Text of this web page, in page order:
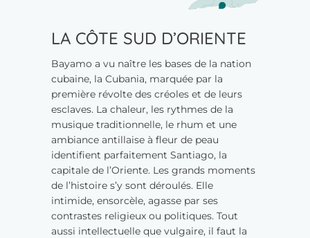
LA CÔTE SUD D’ORIENTE
Bayamo a vu naître les bases de la nation
cubaine, la Cubania, marquée par la
première révolte des créoles et de leurs
esclaves. La chaleur, les rythmes de la
musique traditionnelle, le rhum et une
ambiance antillaise à fleur de peau
identifient parfaitement Santiago, la
capitale de l’Oriente. Les grands moments
de l’histoire s’y sont déroulés. Elle
intimide, ensorcèle, agasse par ses
contrastes religieux ou politiques. Tout
aussi intellectuelle que vulgaire, il faut la